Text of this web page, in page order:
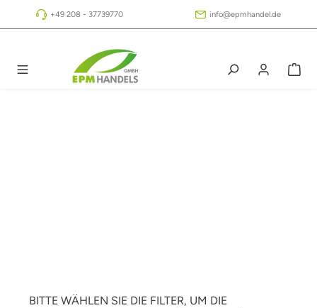
Zum Hauptinhalt springen
+49 208 - 37739770 info@epmhandel.de
BITTE WÄHLEN SIE DIE FILTER, UM DIE